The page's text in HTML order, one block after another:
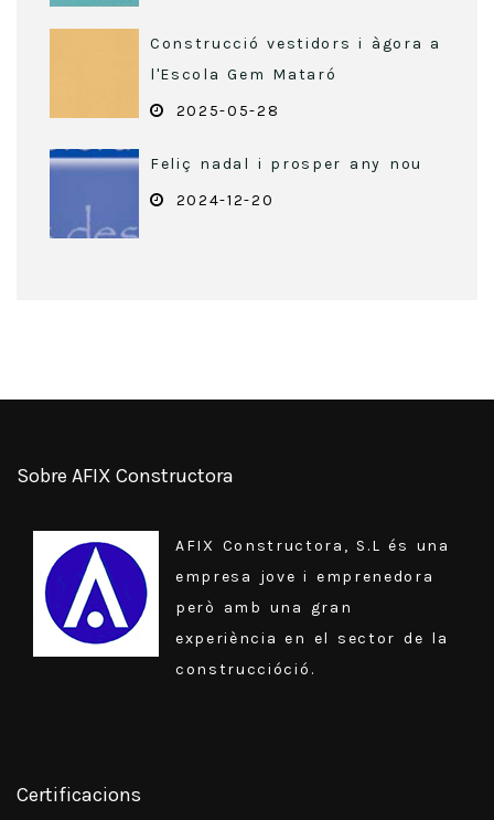
Construcció vestidors i àgora a
l'Escola Gem Mataró
2025-05-28
Feliç nadal i prosper any nou
2024-12-20
Sobre AFIX Constructora
AFIX Constructora, S.L és una
empresa jove i emprenedora
però amb una gran
experiència en el sector de la
construccióció.
Certificacions